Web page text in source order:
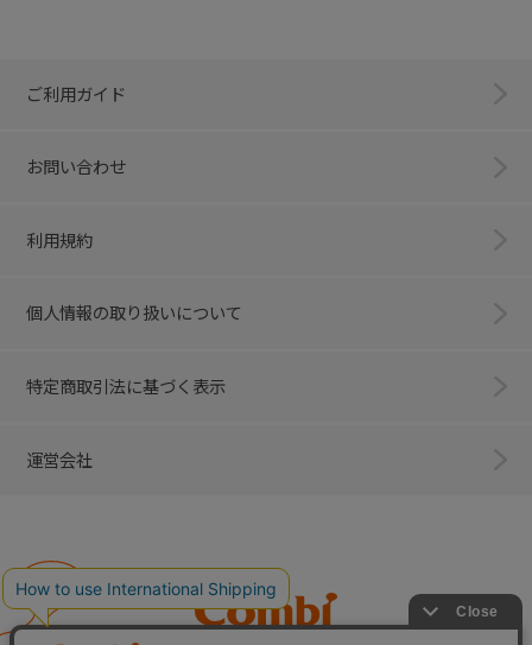
ご利用ガイド
お問い合わせ
利用規約
個人情報の取り扱いについて
特定商取引法に基づく表示
運営会社